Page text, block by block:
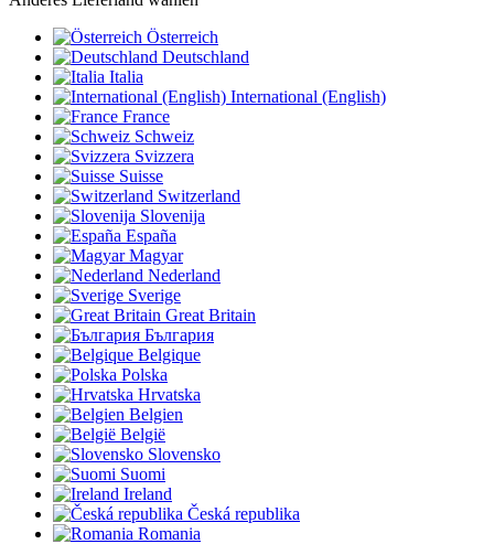
Österreich
Deutschland
Italia
International (English)
France
Schweiz
Svizzera
Suisse
Switzerland
Slovenija
España
Magyar
Nederland
Sverige
Great Britain
България
Belgique
Polska
Hrvatska
Belgien
België
Slovensko
Suomi
Ireland
Česká republika
Romania